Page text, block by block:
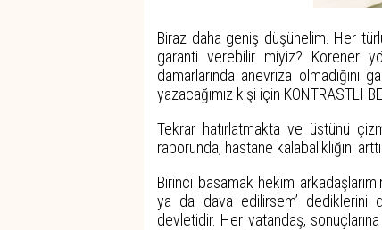
Biraz daha geniş düşünelim. Her
garanti verebilir miyiz? Korener
damarlarında anevriza
yazacağımız kişi için KONTRASTLI
Tekrar hatırlatmakta ve üstünü
raporunda, hastane kalabalıklığını
Birinci basamak hekim
ya da dava edilirsem’ dediklerini
devletidir. Her vatandaş,